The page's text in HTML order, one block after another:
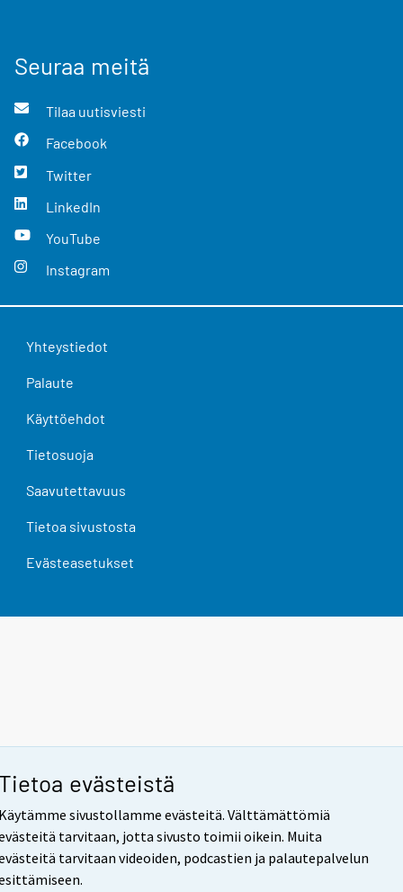
evästeistä
sivustollamme evästeitä. Välttämättömiä
tarvitaan, jotta sivusto toimii oikein. Muita
tarvitaan videoiden, podcastien ja palautepalvelun
Seuraa meitä
Tilaa uutisviesti
Facebook
Twitter
LinkedIn
YouTube
Instagram
Yhteystiedot
Palaute
Käyttöehdot
Tietosuoja
Saavutettavuus
Tietoa sivustosta
Evästeasetukset